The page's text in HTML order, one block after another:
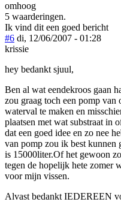
omhoog
5 waarderingen.
Ik vind dit een goed bericht
#6 di, 12/06/2007 - 01:28
krissie
hey bedankt sjuul,
Ben al wat eendekroos gaan
zou graag toch een pomp van
waterval te maken en
plaatsen met wat substraat in
dat een goed idee en zo nee
van pomp zou ik best
is 15000liter.Of het gewoon
tegen de hopelijk hete zomer
voor mijn vissen.
Alvast bedankt IEDEREEN